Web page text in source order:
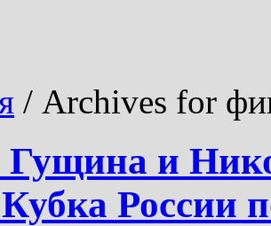
/ Archives for
и
России